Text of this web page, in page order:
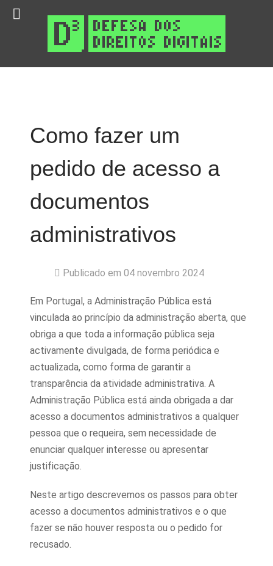
Como fazer um
pedido de acesso a
documentos
administrativos
Publicado em 04 novembro 2024
Em Portugal, a Administração Pública está
vinculada ao princípio da administração aberta, que
obriga a que toda a informação pública seja
activamente divulgada, de forma periódica e
actualizada, como forma de garantir a
transparência da atividade administrativa. A
Administração Pública está ainda obrigada a dar
acesso a documentos administrativos a qualquer
pessoa que o requeira, sem necessidade de
enunciar qualquer interesse ou apresentar
justificação.
Neste artigo descrevemos os passos para obter
acesso a documentos administrativos e o que
fazer se não houver resposta ou o pedido for
recusado.